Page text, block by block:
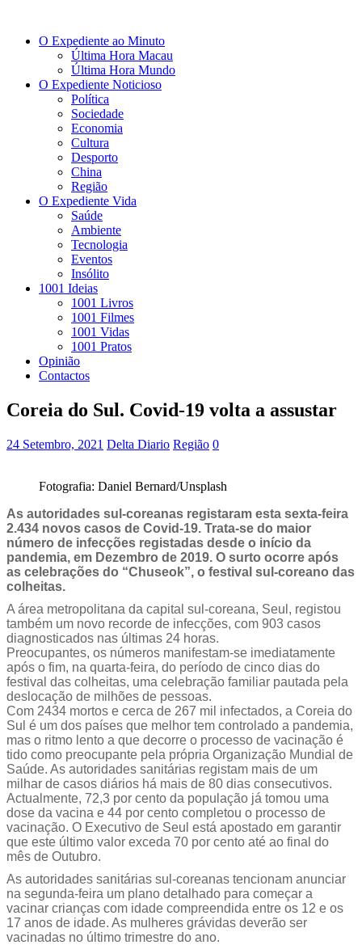
O Expediente ao Minuto
Última Hora Macau
Última Hora Mundo
O Expediente Noticioso
Política
Sociedade
Economia
Cultura
Desporto
China
Região
O Expediente Vida
Saúde
Ambiente
Tecnologia
Eventos
Insólito
1001 Ideias
1001 Livros
1001 Filmes
1001 Vidas
1001 Pratos
Opinião
Contactos
Coreia do Sul. Covid-19 volta a assustar
24 Setembro, 2021 Delta Diario Região 0
Fotografia: Daniel Bernard/Unsplash
As autoridades sul-coreanas registaram esta sexta-feira
2.434 novos casos de Covid-19. Trata-se do maior
número de infecções registadas desde o início da
pandemia, em Dezembro de 2019. O surto ocorre após
as celebrações do “Chuseok”, o festival sul-coreano das
colheitas.
A área metropolitana da capital sul-coreana, Seul, registou
também um novo recorde de infecções, com 903 casos
diagnosticados nas últimas 24 horas.
Preocupantes, os números manifestam-se imediatamente
após o fim, na quarta-feira, do período de cinco dias do
festival das colheitas, uma celebração familiar pautada pela
deslocação de milhões de pessoas.
Com 2434 mortos e cerca de 267 mil infectados, a Coreia do
Sul é um dos países que melhor tem controlado a pandemia,
mas o ritmo lento a que decorre o processo de vacinação é
tido como preocupante pela própria Organização Mundial de
Saúde. As autoridades sanitárias registam mais de um
milhar de casos diários há mais de 80 dias consecutivos.
Actualmente, 72,3 por cento da população já tomou uma
dose da vacina e 44 por cento completou o processo de
vacinação. O Executivo de Seul está apostado em garantir
que este último valor exceda 70 por cento até ao final do
mês de Outubro.
As autoridades sanitárias sul-coreanas tencionam anunciar
na segunda-feira um plano detalhado para começar a
vacinar crianças com idade compreendida entre os 12 e os
17 anos de idade. As mulheres grávidas deverão ser
vacinadas no último trimestre do ano.